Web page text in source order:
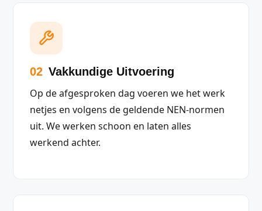
02 Vakkundige Uitvoering
Op de afgesproken dag voeren we het werk
netjes en volgens de geldende NEN-normen
uit. We werken schoon en laten alles
werkend achter.